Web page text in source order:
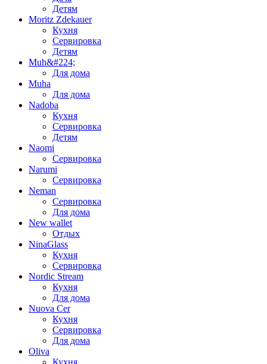
Детям
Moritz Zdekauer
Кухня
Сервировка
Детям
Muh&#224;
Для дома
Muha
Для дома
Nadoba
Кухня
Сервировка
Детям
Naomi
Сервировка
Narumi
Сервировка
Neman
Сервировка
Для дома
New wallet
Отдых
NinaGlass
Кухня
Сервировка
Nordic Stream
Кухня
Для дома
Nuova Cer
Кухня
Сервировка
Для дома
Oliva